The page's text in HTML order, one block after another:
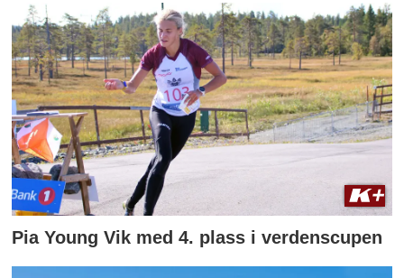
Pia Young Vik med 4. plass i verdenscupen